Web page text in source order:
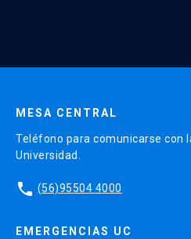
Detectar brechas de
procesos dentro de la
Aplicar herramientas de
problemas de diversos
desarrollo de
MESA CENTRAL
Teléfono para comunicarse con
Universidad.
phone (56)95504 4000
EMERGENCIAS UC